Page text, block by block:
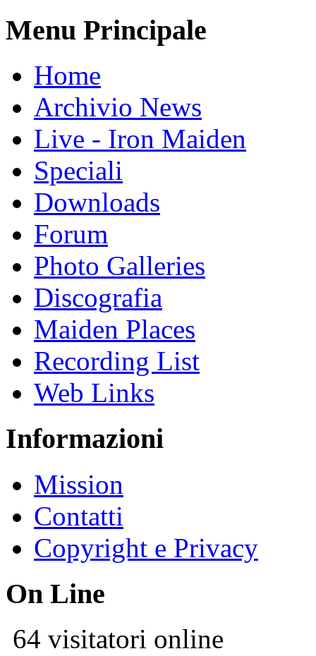
Menu Principale
Home
Archivio News
Live - Iron Maiden
Speciali
Downloads
Forum
Photo Galleries
Discografia
Maiden Places
Recording List
Web Links
Informazioni
Mission
Contatti
Copyright e Privacy
On Line
64 visitatori online